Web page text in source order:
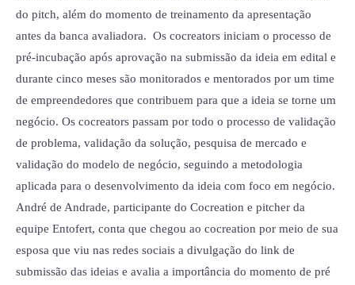
do pitch, além do momento de treinamento da apresentação
antes da banca avaliadora. Os cocreators iniciam o processo de
pré-incubação após aprovação na submissão da ideia em edital e
durante cinco meses são monitorados e mentorados por um time
de empreendedores que contribuem para que a ideia se torne um
negócio. Os cocreators passam por todo o processo de validação
de problema, validação da solução, pesquisa de mercado e
validação do modelo de negócio, seguindo a metodologia
aplicada para o desenvolvimento da ideia com foco em negócio.
André de Andrade, participante do Cocreation e pitcher da
equipe Entofert, conta que chegou ao cocreation por meio de sua
esposa que viu nas redes sociais a divulgação do link de
submissão das ideias e avalia a importância do momento de pré